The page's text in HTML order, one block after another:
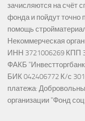
зачисляются на счёт
фонда и пойдут точно
помощь
Некоммерческая
ИНН 3721006269 КПП
ФАКБ
БИК 042406772 К/с
платежа:
организации "Фонд